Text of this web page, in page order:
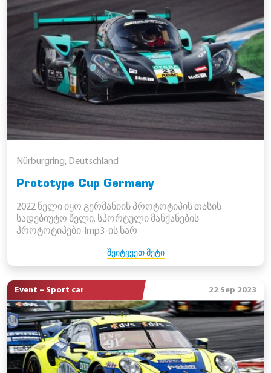
Nürburgring, Deutschland
Prototype Cup Germany
2022 წელი იყო გერმანიის პროტოტიპის თასის
სადებიუტო წელი. სპორტული მანქანების
პროტოტიპები-lmp3-ის სარ
ᲨᲔᲘᲢᲧᲕᲔᲗ ᲛᲔᲢᲘ
Event – Sport car 22 Sep 2023